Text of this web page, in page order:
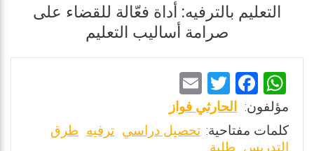
التعليم بالترفيه: أداة فعّالة للقضاء على
صرامة أساليب التعليم
W
h
at
F
a
ce
T
wi
tt
m
ai
مؤلفون: الحارثي فواز
كلمات مفتاحية: تحصيل دراسي ترفيه طرق